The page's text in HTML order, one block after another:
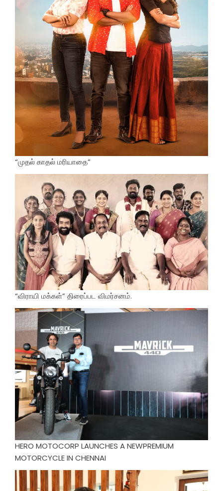
“முதல் காதல் மரியாதை”
“விராயி மக்கள்” திரைப்பட விமர்சனம்.
HERO MOTOCORP LAUNCHES A NEWPREMIUM
MOTORCYCLE IN CHENNAI